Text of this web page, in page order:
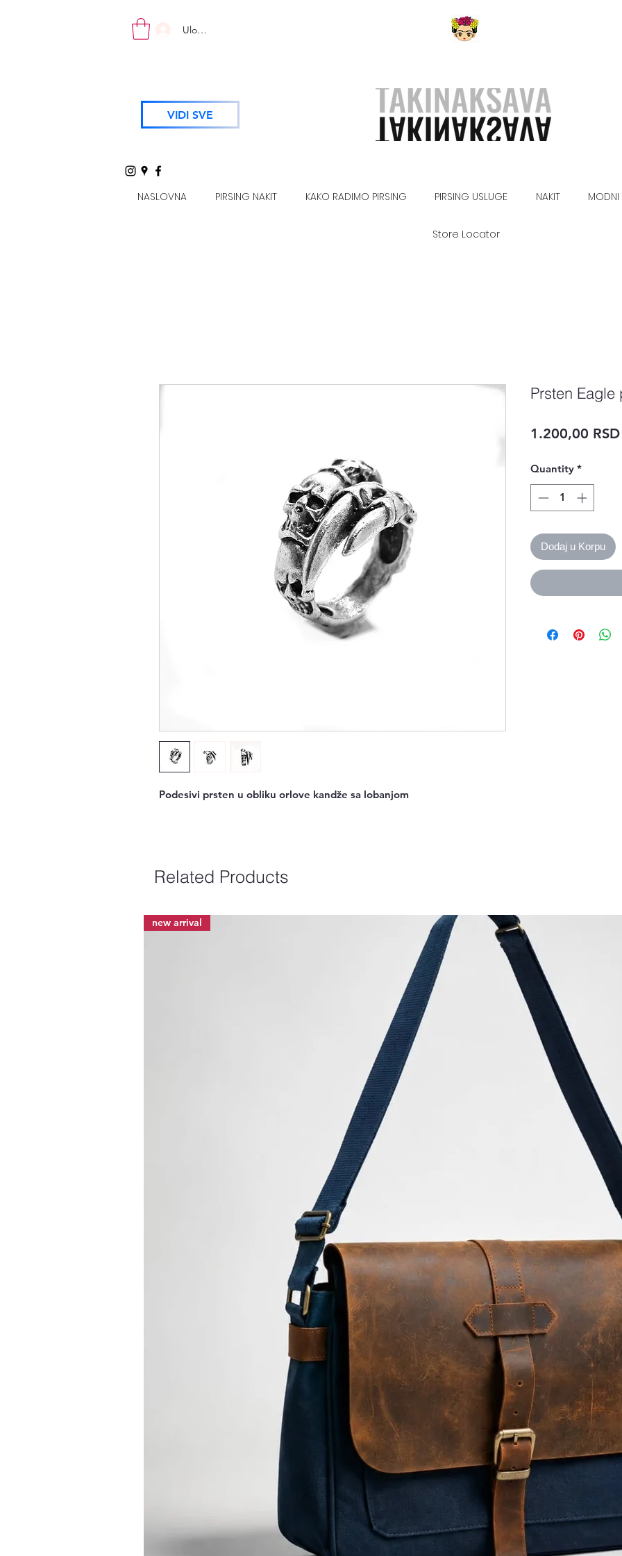
Uloguj se
VIDI SVE
NASLOVNA PIRSING NAKIT KAKO RADIMO PIRSING PIRSING USLUGE NAKIT MODNI
Store Locator
Podesivi prsten u obliku orlove kandže sa lobanjom
Prsten Eagle
1.200,00 RSD
Quantity *
Dodaj u Korpu
Related Products
new arrival